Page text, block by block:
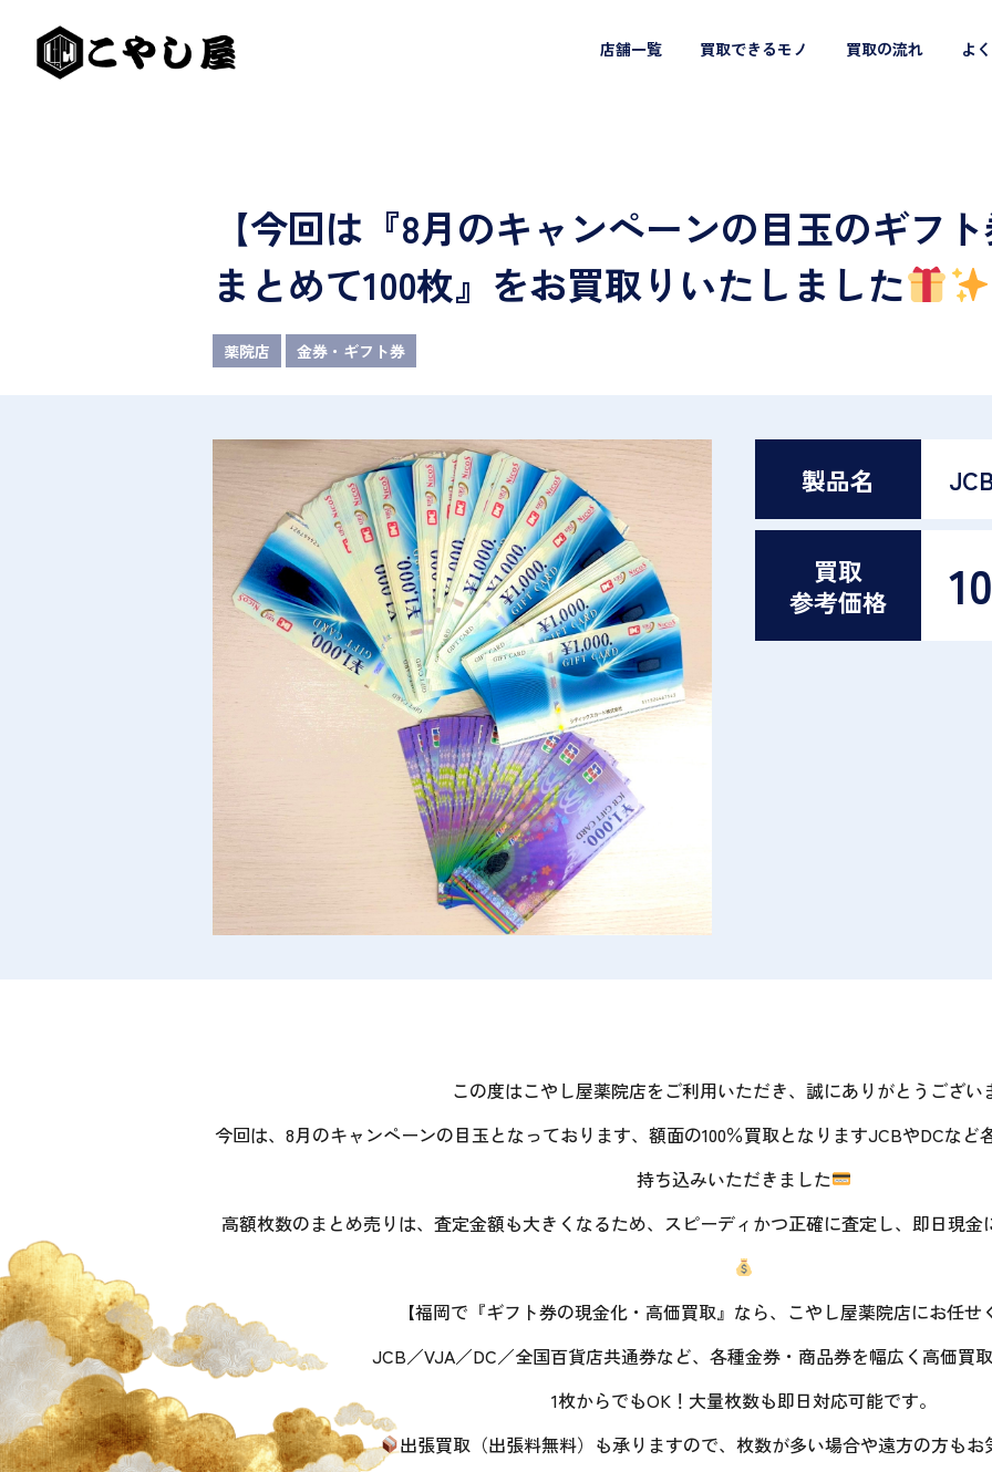
店舗一覧 買取できるモノ 買取の流れ よ
【今回は『8月のキャンペーンの目玉のギフ
まとめて100枚』をお買取りいたしました
薬院店 金券・ギフト券
製品名
買取
参考価格
この度はこやし屋薬院店をご利用いただき、誠にありがとうござい
今回は、8月のキャンペーンの目玉となっております、額面の100％買取となりますJCBやDCなど
持ち込みいただきました
高額枚数のまとめ売りは、査定金額も大きくなるため、スピーディかつ正確に査定し、即日現
【福岡で『ギフト券の現金化・高価買取』なら、こやし屋薬院店にお任せ
JCB／VJA／DC／全国百貨店共通券など、各種金券・商品券を幅広く高価買
1枚からでもOK！大量枚数も即日対応可能です。
出張買取（出張料無料）も承りますので、枚数が多い場合や遠方の方もお